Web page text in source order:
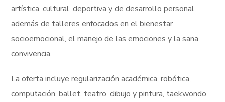
artística, cultural, deportiva y de desarrollo personal,
además de talleres enfocados en el bienestar
socioemocional, el manejo de las emociones y la sana
convivencia.
La oferta incluye regularización académica, robótica,
computación, ballet, teatro, dibujo y pintura, taekwondo,